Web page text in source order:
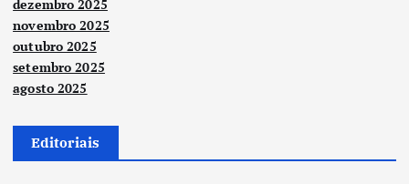
dezembro 2025
novembro 2025
outubro 2025
setembro 2025
agosto 2025
Editoriais